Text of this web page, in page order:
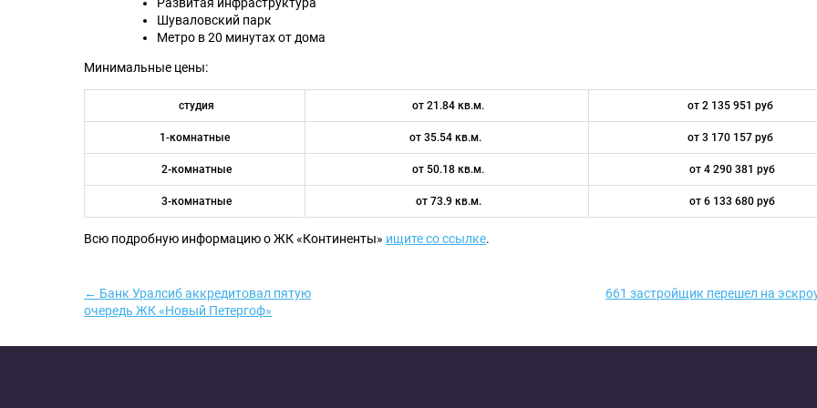
Развитая инфраструктура
Шуваловский парк
Метро в 20 минутах от дома
Минимальные цены:
студия от 21.84 кв.м. от 2 135 951 руб
1-комнатные от 35.54 кв.м. от 3 170 157 руб
2-комнатные от 50.18 кв.м. от 4 290 381 руб
3-комнатные от 73.9 кв.м. от 6 133 680 руб
Всю подробную информацию о ЖК «Континенты» ищите со ссылке.
← Банк Уралсиб аккредитовал пятую
очередь ЖК «Новый Петергоф»
661 застройщик перешел на